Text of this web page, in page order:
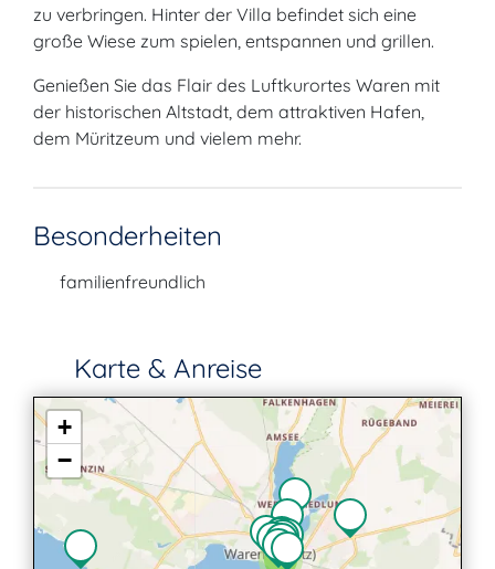
zu verbringen. Hinter der Villa befindet sich eine
große Wiese zum spielen, entspannen und grillen.
Genießen Sie das Flair des Luftkurortes Waren mit
der historischen Altstadt, dem attraktiven Hafen,
dem Müritzeum und vielem mehr.
Besonderheiten
familienfreundlich
Karte & Anreise
2
+
−